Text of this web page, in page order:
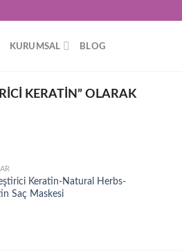
KURUMSAL BLOG
KERATIN” OLARAK
Add to
Keratin-Natural Herbs-
Saç Maskesi